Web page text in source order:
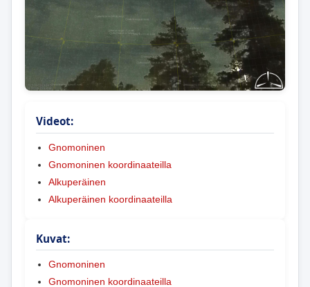
Videot:
Gnomoninen
Gnomoninen koordinaateilla
Alkuperäinen
Alkuperäinen koordinaateilla
Kuvat:
Gnomoninen
Gnomoninen koordinaateilla